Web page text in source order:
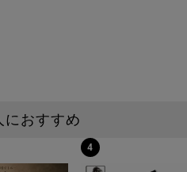
におすすめ
4